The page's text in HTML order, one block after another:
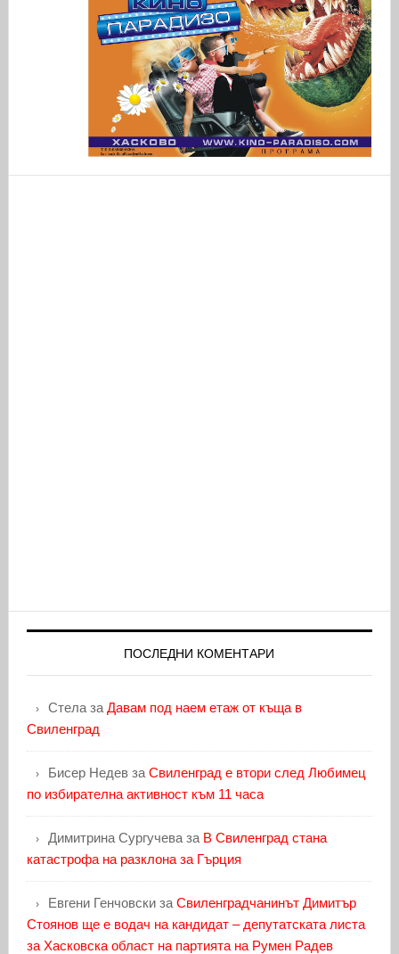
ПОСЛЕДНИ КОМЕНТАРИ
Стелаза Давам под наем етаж от къща в
Свиленград
Бисер Недевза Свиленград е втори след Любимец
по избирателна активност към 11 часа
Димитрина Сургучеваза В Свиленград стана
катастрофа на разклона за Гърция
Евгени Генчовскиза Свиленградчанинът Димитър
Стоянов ще е водач на кандидат – депутатската листа
за Хасковска област на партията на Румен Радев